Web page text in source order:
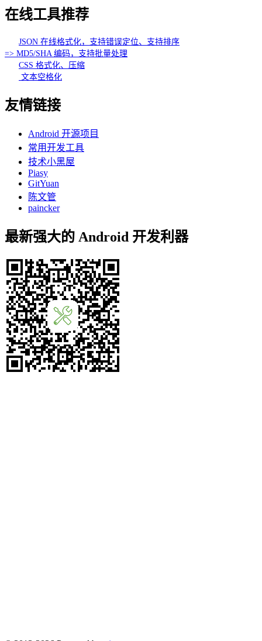
在线工具推荐
JSON 在线格式化，支持错误定位、支持排序
=> MD5/SHA 编码，支持批量处理
CSS 格式化、压缩
文本空格化
友情链接
Android 开源项目
常用开发工具
技术小黑屋
Piasy
GitYuan
陈文管
paincker
最新强大的 Android 开发利器